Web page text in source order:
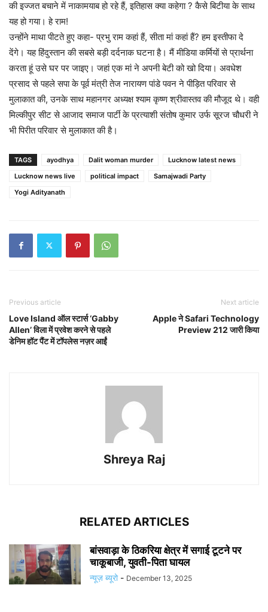
की इज्जत बचाने में नाकामयाब हो रहे हैं, इतिहास क्या कहेगा ? कैसे बिटीया के साथ
यह हो गया। हे राम!
उन्होंने माथा पीटते हुए कहा- प्रभु राम कहां हैं, सीता मां कहां हैं? हम इस्तीफा दे
देंगे। यह हिंदुस्तान की सबसे बड़ी दर्दनाक घटना है। मैं मीडिया कर्मियों से प्रार्थना
करता हूं उसे घर पर जाइए। जहां एक मां ने अपनी बेटी को खो दिया। अवधेश
प्रसाद से पहले सपा के पूर्व मंत्री तेज नारायण पांडे पवन ने पीड़ित परिवार से
मुलाकात की, उनके साथ महानगर अध्यक्ष श्याम कृष्ण श्रीवास्तव की मौजूद थे। वही
मिल्कीपुर सीट से आजाद समाज पार्टी के प्रत्याशी संतोष कुमार उर्फ सूरज चौधरी ने
भी पिरीत परिवार से मुलाकात की है।
TAGS ayodhya Dalit woman murder
Lucknow latest news
Lucknow news live
political impact
Samajwadi Party
Yogi Adityanath
Previous article
Love Island ऑल स्टार्स ‘Gabby
Allen’ विला में प्रवेश करने से पहले
डेनिम हॉट पैंट में टॉपलेस नज़र आईं
Next article
Apple ने Safari Technology
Preview 212 जारी किया
Shreya Raj
RELATED ARTICLES
बांसवाड़ा के ठिकरिया क्षेत्र में सगाई टूटने पर
चाकूबाजी, युवती-पिता घायल
न्यूज़ ब्यूरो - December 13, 2025